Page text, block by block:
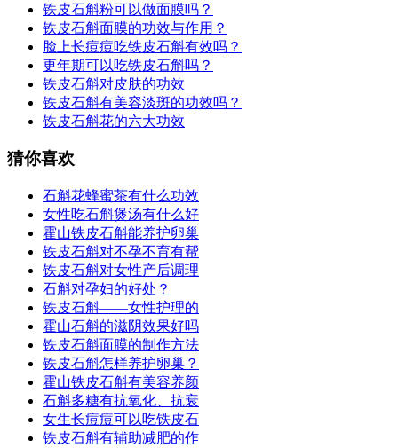
铁皮石斛粉可以做面膜吗？
铁皮石斛面膜的功效与作用？
脸上长痘痘吃铁皮石斛有效吗？
更年期可以吃铁皮石斛吗？
铁皮石斛对皮肤的功效
铁皮石斛有美容淡斑的功效吗？
铁皮石斛花的六大功效
猜你喜欢
石斛花蜂蜜茶有什么功效
女性吃石斛煲汤有什么好
霍山铁皮石斛能养护卵巢
铁皮石斛对不孕不育有帮
铁皮石斛对女性产后调理
石斛对孕妇的好处？
铁皮石斛——女性护理的
霍山石斛的滋阴效果好吗
铁皮石斛面膜的制作方法
铁皮石斛怎样养护卵巢？
霍山铁皮石斛有美容养颜
石斛多糖有抗氧化、抗衰
女生长痘痘可以吃铁皮石
铁皮石斛有辅助减肥的作